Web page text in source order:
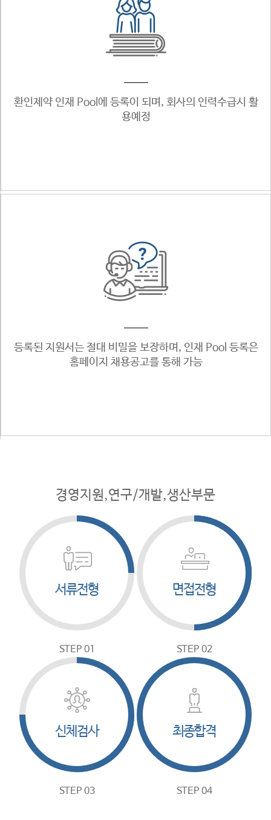
환인제약 인재 Pool에 등록이 되며, 회사의 인력수급시 활
용예정
등록된 지원서는 절대 비밀을 보장하며, 인재 Pool 등록은
홈페이지 채용공고를 통해 가능
경영지원,연구/개발,생산부문
서류전형
STEP 01
면접전형
STEP 02
신체검사
STEP 03
최종합격
STEP 04